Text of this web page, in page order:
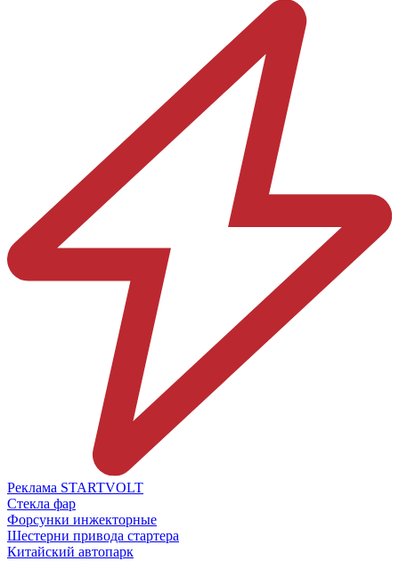
Реклама STARTVOLT
Стекла фар
Форсунки инжекторные
Шестерни привода стартера
Китайский автопарк